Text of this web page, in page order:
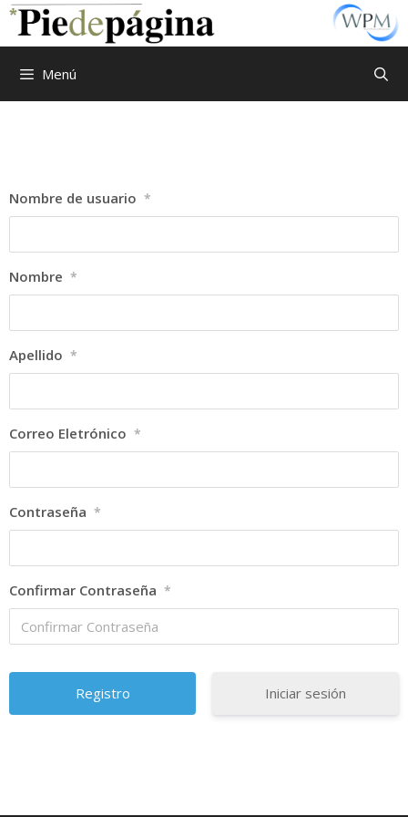
Menú
Nombre de usuario *
Nombre *
Apellido *
Correo Eletrónico *
Contraseña *
Confirmar Contraseña *
Iniciar sesión